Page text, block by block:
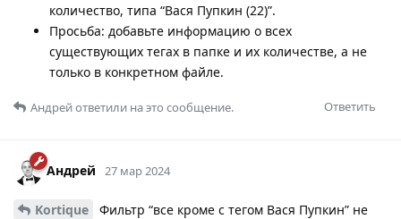
количество, типа “Вася Пупкин (22)”.
Просьба: добавьте информацию о всех
существующих тегах в папке и их количестве, а не
только в конкретном файле.
Ответить
Андрейответили на это сообщение.
Андрей 27 мар 2024
Kortique
Фильтр “все кроме с тегом Вася Пупкин” не